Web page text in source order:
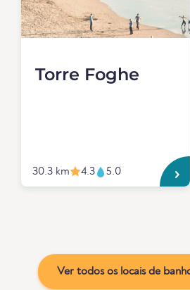
Torre Foghe
30.3 km 4.3 5.0
Ver todos os locais de